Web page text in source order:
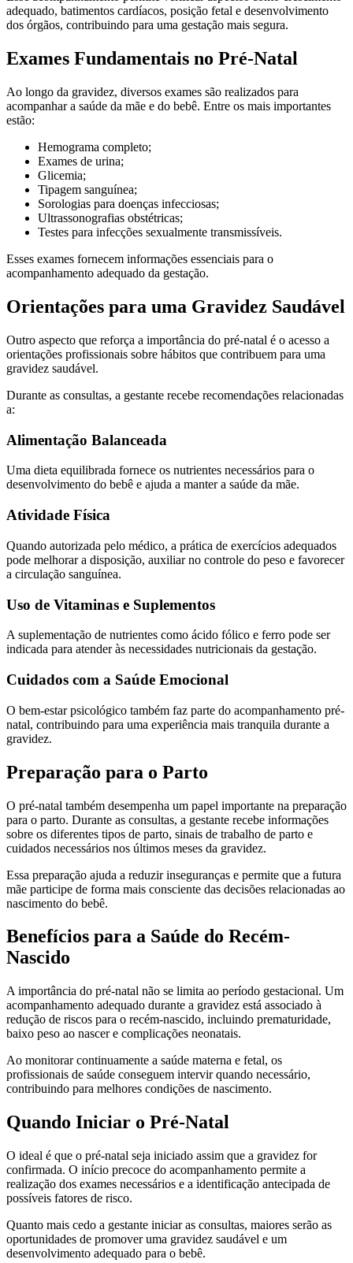
adequado, batimentos cardíacos, posição fetal e desenvolvimento
dos órgãos, contribuindo para uma gestação mais segura.
Exames Fundamentais no Pré-Natal
Ao longo da gravidez, diversos exames são realizados para
acompanhar a saúde da mãe e do bebê. Entre os mais importantes
estão:
Hemograma completo;
Exames de urina;
Glicemia;
Tipagem sanguínea;
Sorologias para doenças infecciosas;
Ultrassonografias obstétricas;
Testes para infecções sexualmente transmissíveis.
Esses exames fornecem informações essenciais para o
acompanhamento adequado da gestação.
Orientações para uma Gravidez Saudável
Outro aspecto que reforça a importância do pré-natal é o acesso a
orientações profissionais sobre hábitos que contribuem para uma
gravidez saudável.
Durante as consultas, a gestante recebe recomendações relacionadas
a:
Alimentação Balanceada
Uma dieta equilibrada fornece os nutrientes necessários para o
desenvolvimento do bebê e ajuda a manter a saúde da mãe.
Atividade Física
Quando autorizada pelo médico, a prática de exercícios adequados
pode melhorar a disposição, auxiliar no controle do peso e favorecer
a circulação sanguínea.
Uso de Vitaminas e Suplementos
A suplementação de nutrientes como ácido fólico e ferro pode ser
indicada para atender às necessidades nutricionais da gestação.
Cuidados com a Saúde Emocional
O bem-estar psicológico também faz parte do acompanhamento pré-
natal, contribuindo para uma experiência mais tranquila durante a
gravidez.
Preparação para o Parto
O pré-natal também desempenha um papel importante na preparação
para o parto. Durante as consultas, a gestante recebe informações
sobre os diferentes tipos de parto, sinais de trabalho de parto e
cuidados necessários nos últimos meses da gravidez.
Essa preparação ajuda a reduzir inseguranças e permite que a futura
mãe participe de forma mais consciente das decisões relacionadas ao
nascimento do bebê.
Benefícios para a Saúde do Recém-
Nascido
A importância do pré-natal não se limita ao período gestacional. Um
acompanhamento adequado durante a gravidez está associado à
redução de riscos para o recém-nascido, incluindo prematuridade,
baixo peso ao nascer e complicações neonatais.
Ao monitorar continuamente a saúde materna e fetal, os
profissionais de saúde conseguem intervir quando necessário,
contribuindo para melhores condições de nascimento.
Quando Iniciar o Pré-Natal
O ideal é que o pré-natal seja iniciado assim que a gravidez for
confirmada. O início precoce do acompanhamento permite a
realização dos exames necessários e a identificação antecipada de
possíveis fatores de risco.
Quanto mais cedo a gestante iniciar as consultas, maiores serão as
oportunidades de promover uma gravidez saudável e um
desenvolvimento adequado para o bebê.